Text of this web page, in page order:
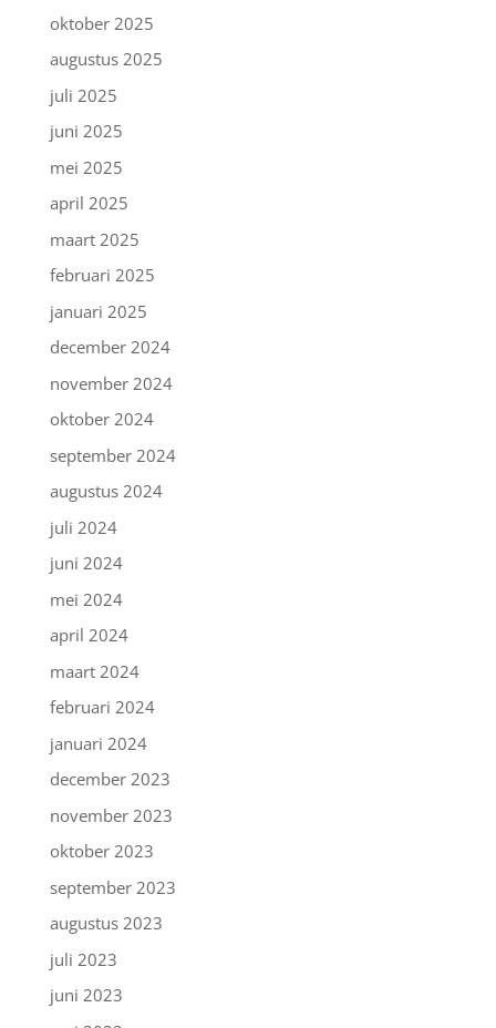
oktober 2025
augustus 2025
juli 2025
juni 2025
mei 2025
april 2025
maart 2025
februari 2025
januari 2025
december 2024
november 2024
oktober 2024
september 2024
augustus 2024
juli 2024
juni 2024
mei 2024
april 2024
maart 2024
februari 2024
januari 2024
december 2023
november 2023
oktober 2023
september 2023
augustus 2023
juli 2023
juni 2023